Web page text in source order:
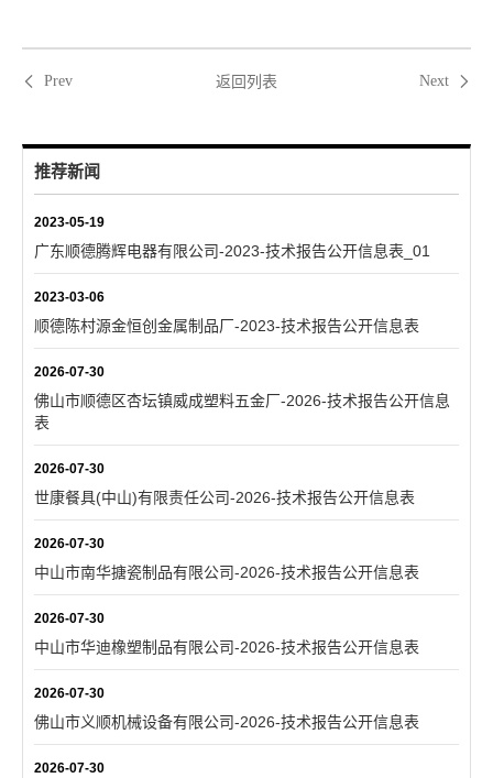
Prev 返回列表 Next
推荐新闻
2023-05-19
广东顺德腾辉电器有限公司-2023-技术报告公开信息表_01
2023-03-06
顺德陈村源金恒创金属制品厂-2023-技术报告公开信息表
2026-07-30
佛山市顺德区杏坛镇威成塑料五金厂-2026-技术报告公开信息
表
2026-07-30
世康餐具(中山)有限责任公司-2026-技术报告公开信息表
2026-07-30
中山市南华搪瓷制品有限公司-2026-技术报告公开信息表
2026-07-30
中山市华迪橡塑制品有限公司-2026-技术报告公开信息表
2026-07-30
佛山市义顺机械设备有限公司-2026-技术报告公开信息表
2026-07-30